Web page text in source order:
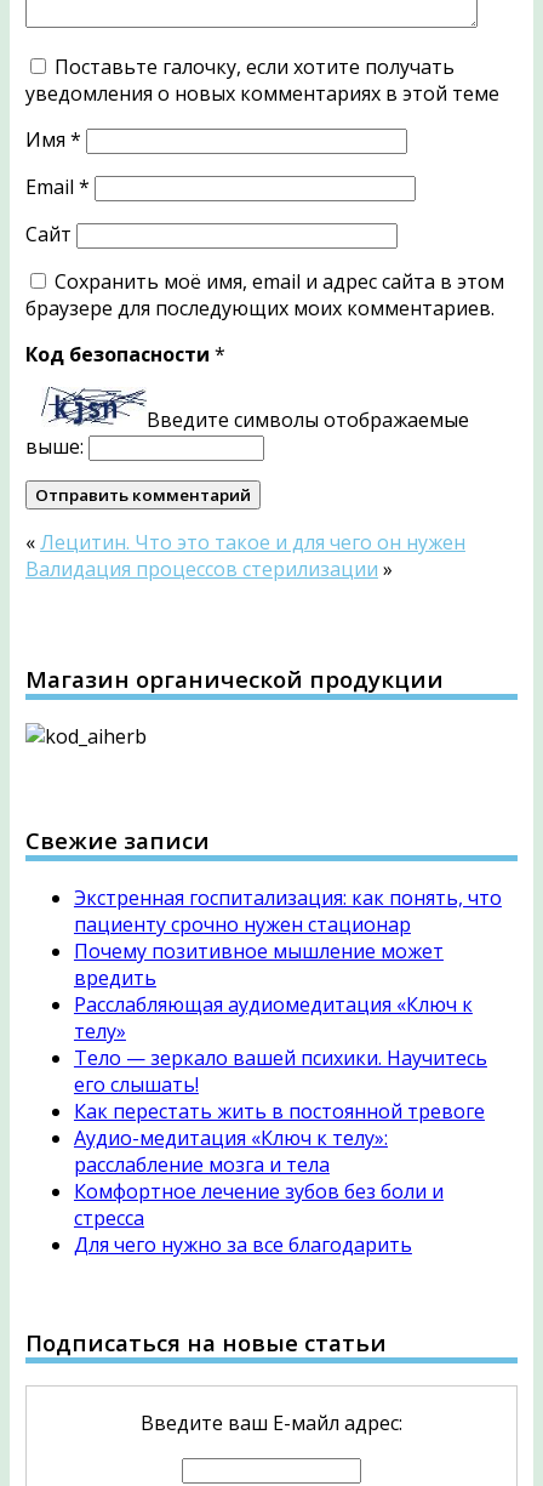
Поставьте галочку, если хотите получать
уведомления о новых комментариях в этой теме
Имя *
Email *
Сайт
Сохранить моё имя, email и адрес сайта в этом
браузере для последующих моих комментариев.
Код безопасности *
Введите символы отображаемые
выше:
«Лецитин. Что это такое и для чего он нужен
Валидация процессов стерилизации »
Магазин органической продукции
Свежие записи
Экстренная госпитализация: как понять, что
пациенту срочно нужен стационар
Почему позитивное мышление может
вредить
Расслабляющая аудиомедитация «Ключ к
телу»
Тело — зеркало вашей психики. Научитесь
его слышать!
Как перестать жить в постоянной тревоге
Аудио-медитация «Ключ к телу»:
расслабление мозга и тела
Комфортное лечение зубов без боли и
стресса
Для чего нужно за все благодарить
Подписаться на новые статьи
Введите ваш Е-майл адрес: